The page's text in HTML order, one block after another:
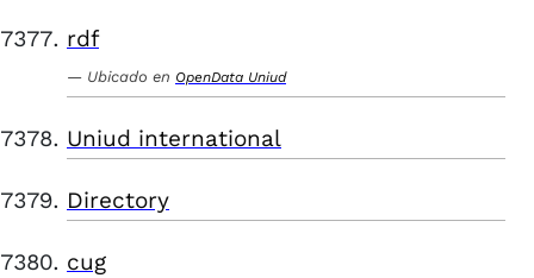
rdf
Ubicado en OpenData Uniud
Uniud international
Directory
cug